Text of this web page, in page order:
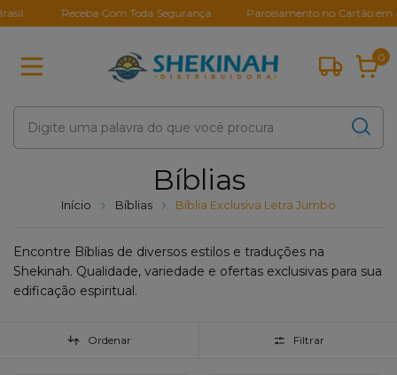
Receba Com Toda Segurança Parcelamento no Cartão em até 10X
0
Bíblias
Início Bíblias Bíblia Exclusiva Letra Jumbo
Encontre Bíblias de diversos estilos e traduções na
Shekinah. Qualidade, variedade e ofertas exclusivas para sua
edificação espiritual.
Ordenar Filtrar